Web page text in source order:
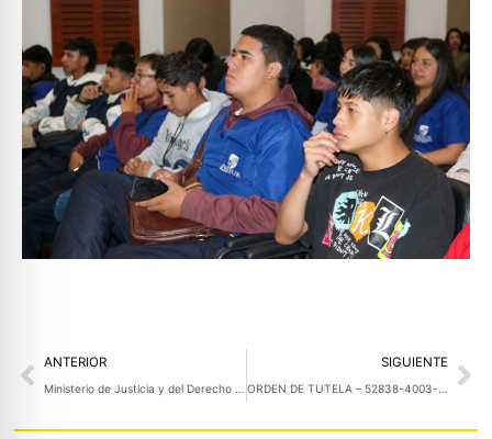
Prev
ANTERIOR
Ministerio de Justicia y del Derecho impulsa la transformación judicial en Nariño
SIGUIENTE
ORDEN DE TUTELA – 52838-4003-001 2024-00111-00